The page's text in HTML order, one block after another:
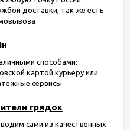
доставки, так же есть
способами:
картой курьеру или
сервисы
грядок
сами из качественных